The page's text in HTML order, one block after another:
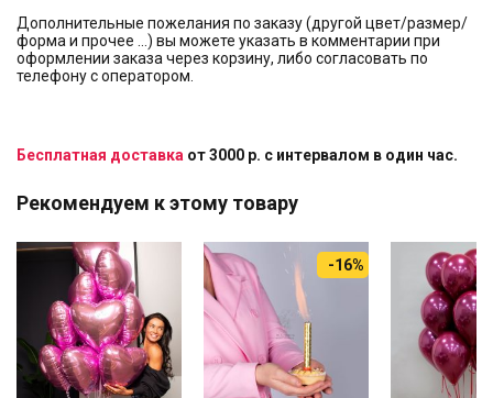
Дополнительные пожелания по заказу (другой цвет/размер/
форма и прочее …) вы можете указать в комментарии при
оформлении заказа через корзину, либо согласовать по
телефону с оператором.
Бесплатная доставка от 3000 р. с интервалом в один час.
Рекомендуем к этому товару
-16%